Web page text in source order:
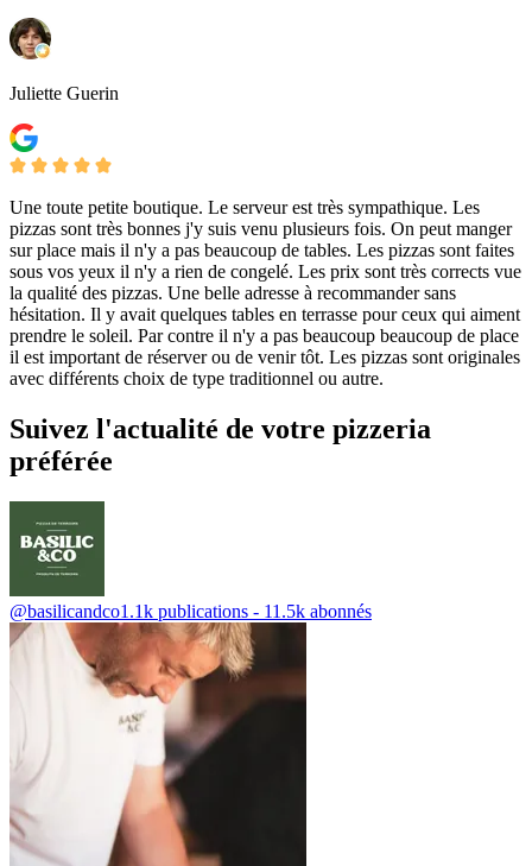
Juliette Guerin
Une toute petite boutique. Le serveur est très sympathique. Les
pizzas sont très bonnes j'y suis venu plusieurs fois. On peut manger
sur place mais il n'y a pas beaucoup de tables. Les pizzas sont faites
sous vos yeux il n'y a rien de congelé. Les prix sont très corrects vue
la qualité des pizzas. Une belle adresse à recommander sans
hésitation. Il y avait quelques tables en terrasse pour ceux qui aiment
prendre le soleil. Par contre il n'y a pas beaucoup beaucoup de place
il est important de réserver ou de venir tôt. Les pizzas sont originales
avec différents choix de type traditionnel ou autre.
Suivez l'actualité de votre pizzeria
préférée
@basilicandco1.1k publications - 11.5k abonnés